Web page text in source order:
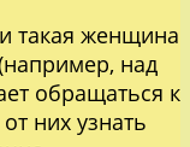
такая женщина
над
обращаться к
них узнать